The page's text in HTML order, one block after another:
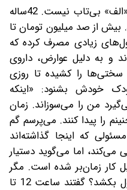
در میان آنها اما هیچ‌کس اندازه «الف» بی‌تاب نیست. 42‌ساله
بیش از صد میلیون تومان تا
زیادی مصرف کرده که
و به‌ دلیل عوارض، داروی
را کشیده تا روزی
خودش بشنود: «اینکه
من را می‌سوزاند. زمان
را پیدا کنند. می‌‌پرسم گم
که اینجا گذاشته‌اند
اما می‌گوید دستیار
کار زمان‌بر شده است.‌ مگر
می‌شود چنین کاری سه هفته طول بکشد؟ گفتند ساعت 12 تا